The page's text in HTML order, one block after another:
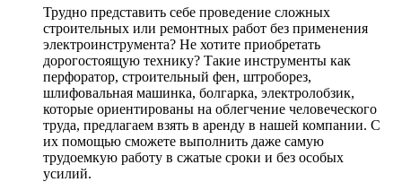
Трудно представить себе проведение сложных
строительных или ремонтных работ без применения
электроинструмента? Не хотите приобретать
дорогостоящую технику? Такие инструменты как
перфоратор, строительный фен, штроборез,
шлифовальная машинка, болгарка, электролобзик,
которые ориентированы на облегчение человеческого
труда, предлагаем взять в аренду в нашей компании. С
их помощью сможете выполнить даже самую
трудоемкую работу в сжатые сроки и без особых
усилий.